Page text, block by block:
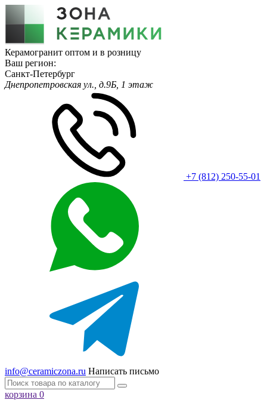
Керамогранит оптом и в розницу
Ваш регион:
Санкт-Петербург
Днепропетровская ул., д.9Б, 1 этаж
+7 (812) 250-55-01
info@ceramiczona.ru Написать письмо
корзина 0